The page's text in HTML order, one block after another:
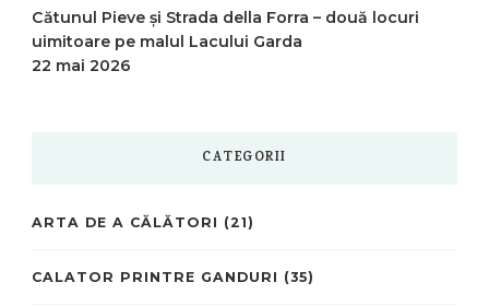
Cătunul Pieve și Strada della Forra – două locuri
uimitoare pe malul Lacului Garda
22 mai 2026
CATEGORII
ARTA DE A CĂLĂTORI (21)
CALATOR PRINTRE GANDURI (35)